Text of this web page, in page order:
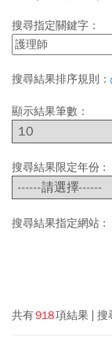
搜尋指定關鍵字：
搜尋結果排序規則：
顯示結果筆數：
搜尋結果限定年份 :
搜尋結果指定網站 :
共有918項結果 搜